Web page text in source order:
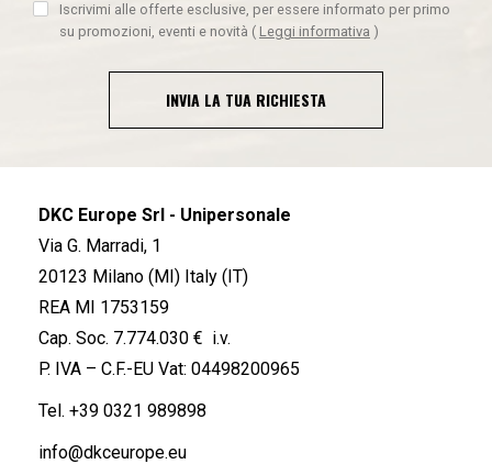
Iscrivimi alle offerte esclusive, per essere informato per primo
su promozioni, eventi e novità ( Leggi informativa )
INVIA LA TUA RICHIESTA
DKC Europe Srl - Unipersonale
Via G. Marradi, 1
20123 Milano (MI) Italy (IT)
REA MI 1753159
Cap. Soc. 7.774.030 € i.v.
P. IVA – C.F.-EU Vat: 04498200965
Tel. +39 0321 989898
info@dkceurope.eu